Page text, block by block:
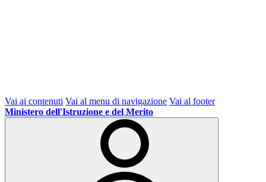
Vai ai contenuti Vai al menu di navigazione Vai al footer
Ministero dell'Istruzione e del Merito